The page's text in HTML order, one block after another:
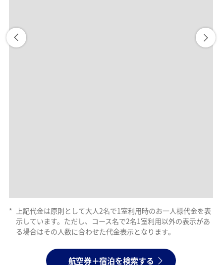
*
上記代金は原則として大人2名で1室利用時のお一人様代金を表
示しています。ただし、コース名で2名1室利用以外の表示があ
る場合はその人数に合わせた代金表示となります。
航空券＋宿泊を検索する